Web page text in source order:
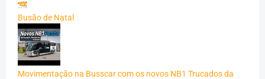
Busão de Natal
Movimentação na Busscar com os novos NB1 Trucados da